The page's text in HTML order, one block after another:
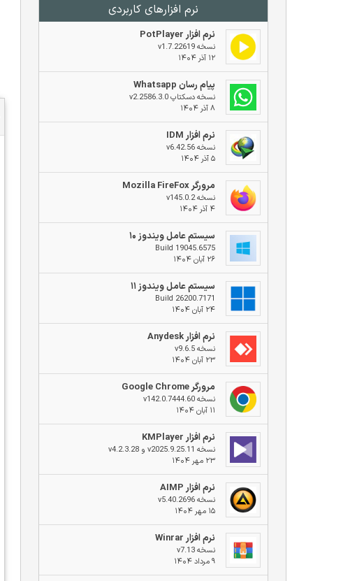
نرم افزار‌های کاربردی
نرم افزار PotPlayer
نسخه v1.7.22619
۱۲ آذر ۱۴۰۴
پیام رسان Whatsapp
نسخه دسکتاپ v2.2586.3.0
۸ آذر ۱۴۰۴
نرم افزار IDM
نسخه v6.42.56
۵ آذر ۱۴۰۴
مرورگر Mozilla FireFox
نسخه v145.0.2
۴ آذر ۱۴۰۴
سیستم عامل ویندوز ۱۰
Build 19045.6575
۲۶ آبان ۱۴۰۴
سیستم عامل ویندوز ۱۱
Build 26200.7171
۲۴ آبان ۱۴۰۴
نرم افزار Anydesk
نسخه v9.6.5
۲۳ آبان ۱۴۰۴
مرورگر Google Chrome
نسخه v142.0.7444.60
۱۱ آبان ۱۴۰۴
نرم افزار KMPlayer
نسخه v2025.9.25.11 و v4.2.3.28
۲۳ مهر ۱۴۰۴
نرم افزار AIMP
نسخه v5.40.2696
۱۵ مهر ۱۴۰۴
نرم افزار Winrar
نسخه v7.13
۹ مرداد ۱۴۰۴